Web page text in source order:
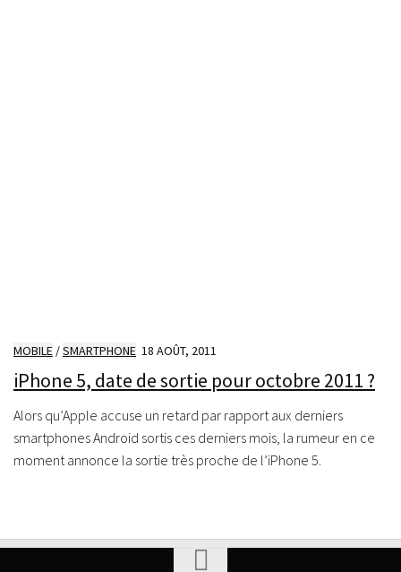
MOBILE /SMARTPHONE 18 AOÛT, 2011
iPhone 5, date de sortie pour octobre 2011 ?
Alors qu’Apple accuse un retard par rapport aux derniers
smartphones Android sortis ces derniers mois, la rumeur en ce
moment annonce la sortie très proche de l’iPhone 5.